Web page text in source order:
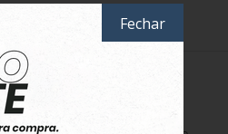
tudo certo
Fechar